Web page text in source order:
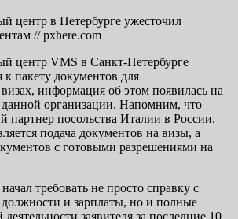
центр в Петербурге ужесточил
// pxhere.com
центр VMS в Санкт-Петербурге
к пакету документов для
информация об этом появилась на
организации. Напомним, что
посольства Италии в России.
подача документов на визы, а
с готовыми разрешениями на
требовать не просто справку с
и зарплаты, но и полные
заявителя за последние 10